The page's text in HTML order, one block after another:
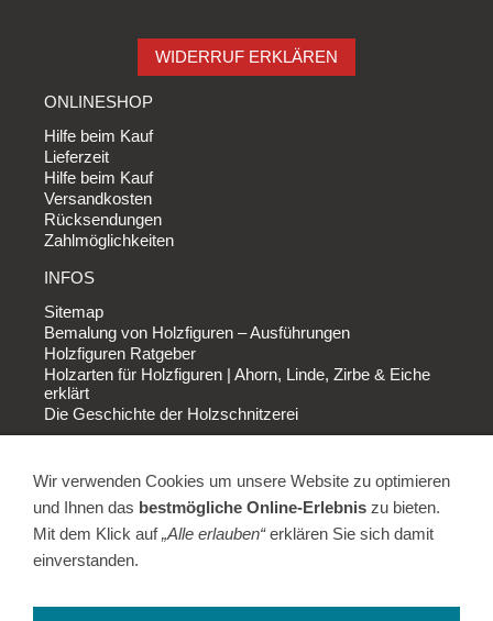
WIDERRUF ERKLÄREN
ONLINESHOP
Hilfe beim Kauf
Lieferzeit
Hilfe beim Kauf
Versandkosten
Rücksendungen
Zahlmöglichkeiten
INFOS
Sitemap
Bemalung von Holzfiguren – Ausführungen
Holzfiguren Ratgeber
Holzarten für Holzfiguren | Ahorn, Linde, Zirbe & Eiche
erklärt
Die Geschichte der Holzschnitzerei
AGB
Impressum
Datenschutz
Widerrufsbelehrung
Widerruf erfolgreich
Unser Ladengeschäft in Tirschenreuth
Wir verwenden Cookies um unsere Website zu optimieren
und Ihnen das bestmögliche Online-Erlebnis zu bieten.
Mit dem Klick auf„Alle erlauben“erklären Sie sich damit
einverstanden.